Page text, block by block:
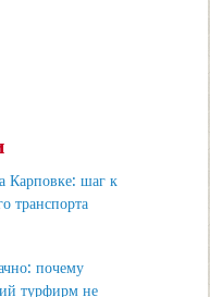
Карповке: шаг к
транспорта
почему
турфирм не